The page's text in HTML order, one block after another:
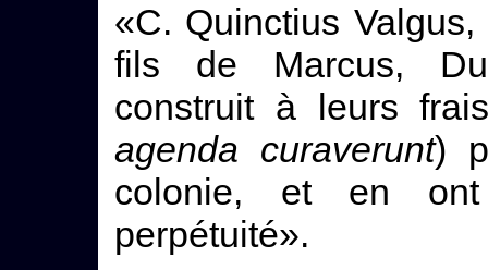
«C. Quinctius
fils de Marcus,
construit à leurs
agenda curaverunt)
colonie, et en ont
perpétuité».